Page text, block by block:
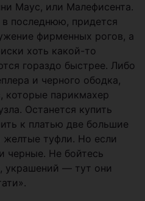
Маус, или Малефисента.
последнюю, придется
фирменных рогов, а
хоть какой-то
гораздо быстрее. Либо
и черного ободка,
которые парикмахер
Останется купить
к платью две большие
желтые туфли. Но если
черные. Не бойтесь
украшений — тут они